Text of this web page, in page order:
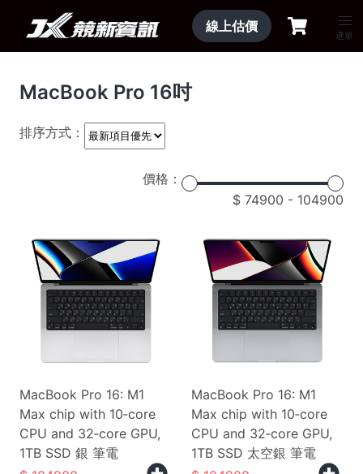
線上估價
選單
MacBook Pro 16吋
排序方式：
價格：
74900 - 104900
MacBook Pro 16: M1
Max chip with 10‑core
CPU and 32‑core GPU,
1TB SSD 銀 筆電
MacBook Pro 16: M1
Max chip with 10‑core
CPU and 32‑core GPU,
1TB SSD 太空銀 筆電